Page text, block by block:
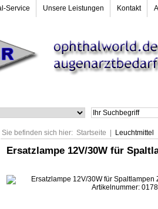
Service Unsere Leistungen Kontakt
Sie befinden sich hier: Startseite Leuchtmittel
Ersatzlampe 12V/30W für